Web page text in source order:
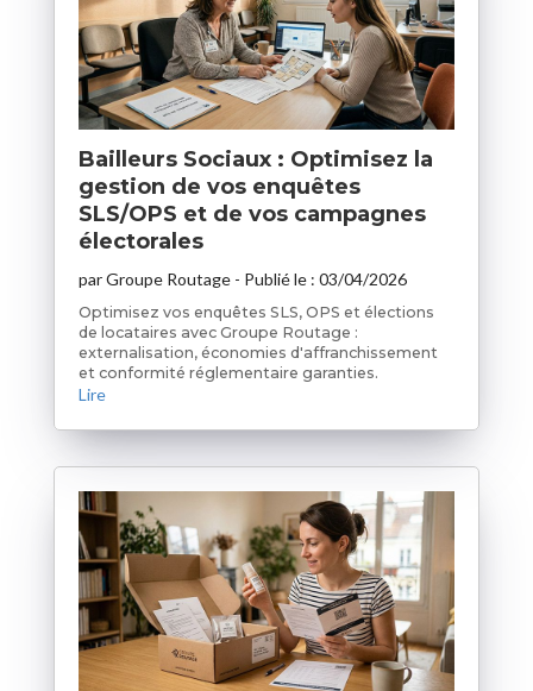
Bailleurs Sociaux : Optimisez la
gestion de vos enquêtes
SLS/OPS et de vos campagnes
électorales
parGroupe Routage- Publié le : 03/04/2026
Optimisez vos enquêtes SLS, OPS et élections
de locataires avec Groupe Routage :
externalisation, économies d'affranchissement
et conformité réglementaire garanties.
Lire